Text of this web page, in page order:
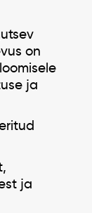
on
ja
ja